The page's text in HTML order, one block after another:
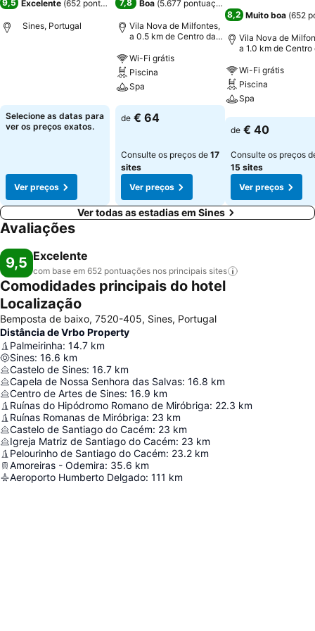
9,5 Excelente (652 pontuações)
Sines, Portugal
Selecione as datas para
ver os preços exatos.
Ver preços
7,8 Boa (5.677 pontuações
Vila Nova de Milfontes,
a 0.5 km de Centro da
Wi-Fi grátis
Piscina
Spa
Ver preços
de € 64
Consulte os preços de 17
sites
Ver preços
8,2 Muito boa (652
Vila Nova de
a 1.0 km de Centro
Wi-Fi grátis
Piscina
Spa
Ver preços
de € 40
Consulte os preços
15 sites
Ver preços
Ver todas as estadias em Sines
Avaliações
9,5 Excelente
com base em 652 pontuações nos principais sites
Comodidades principais do hotel
Localização
Bemposta de baixo, 7520-405, Sines, Portugal
Distância de Vrbo Property
Palmeirinha: 14.7 km
Sines: 16.6 km
Castelo de Sines: 16.7 km
Capela de Nossa Senhora das Salvas: 16.8 km
Centro de Artes de Sines: 16.9 km
Ruínas do Hipódromo Romano de Miróbriga: 22.3 km
Ruínas Romanas de Miróbriga: 23 km
Castelo de Santiago do Cacém: 23 km
Igreja Matriz de Santiago do Cacém: 23 km
Pelourinho de Santiago do Cacém: 23.2 km
Amoreiras - Odemira: 35.6 km
Aeroporto Humberto Delgado: 111 km